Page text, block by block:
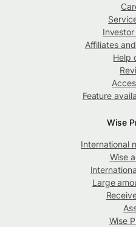
Affiliates
Help
Feature
Wise
International
Wise
Large
Wise